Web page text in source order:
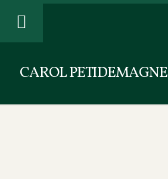
CAROL PETIDEMAGNE